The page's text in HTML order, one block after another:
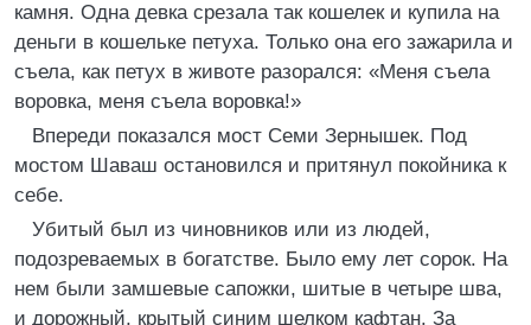
камня. Одна девка срезала так кошелек и купила на
деньги в кошельке петуха. Только она его зажарила и
съела, как петух в животе разорался: «Меня съела
воровка, меня съела воровка!»
Впереди показался мост Семи Зернышек. Под
мостом Шаваш остановился и притянул покойника к
себе.
Убитый был из чиновников или из людей,
подозреваемых в богатстве. Было ему лет сорок. На
нем были замшевые сапожки, шитые в четыре шва,
и дорожный, крытый синим шелком кафтан. За